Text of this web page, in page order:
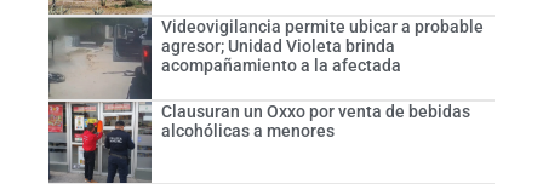
Videovigilancia permite ubicar a probable
agresor; Unidad Violeta brinda
acompañamiento a la afectada
Clausuran un Oxxo por venta de bebidas
alcohólicas a menores